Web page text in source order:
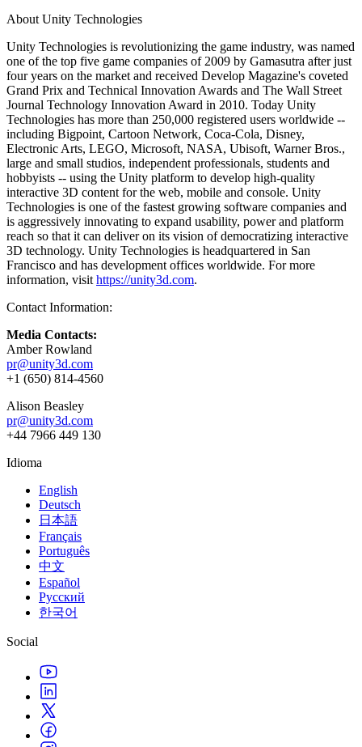
About Unity Technologies
Unity Technologies is revolutionizing the game industry, was named
one of the top five game companies of 2009 by Gamasutra after just
four years on the market and received Develop Magazine's coveted
Grand Prix and Technical Innovation Awards and The Wall Street
Journal Technology Innovation Award in 2010. Today Unity
Technologies has more than 250,000 registered users worldwide --
including Bigpoint, Cartoon Network, Coca-Cola, Disney,
Electronic Arts, LEGO, Microsoft, NASA, Ubisoft, Warner Bros.,
large and small studios, independent professionals, students and
hobbyists -- using the Unity platform to develop high-quality
interactive 3D content for the web, mobile and console. Unity
Technologies is one of the fastest growing software companies and
is aggressively innovating to expand usability, power and platform
reach so that it can deliver on its vision of democratizing interactive
3D technology. Unity Technologies is headquartered in San
Francisco and has development offices worldwide. For more
information, visit https://unity3d.com.
Contact Information:
Media Contacts:
Amber Rowland
pr@unity3d.com
+1 (650) 814-4560
Alison Beasley
pr@unity3d.com
+44 7966 449 130
Idioma
English
Deutsch
日本語
Français
Português
中文
Español
Русский
한국어
Social